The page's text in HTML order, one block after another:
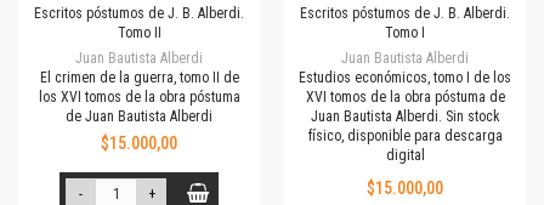
Escritos póstumos de J. B. Alberdi.
Tomo II
Juan Bautista Alberdi
El crimen de la guerra, tomo II de
los XVI tomos de la obra póstuma
de Juan Bautista Alberdi
$15.000,00
- +
Escritos póstumos de J. B. Alberdi.
Tomo I
Juan Bautista Alberdi
Estudios económicos, tomo I de los
XVI tomos de la obra póstuma de
Juan Bautista Alberdi. Sin stock
físico, disponible para descarga
digital
$15.000,00